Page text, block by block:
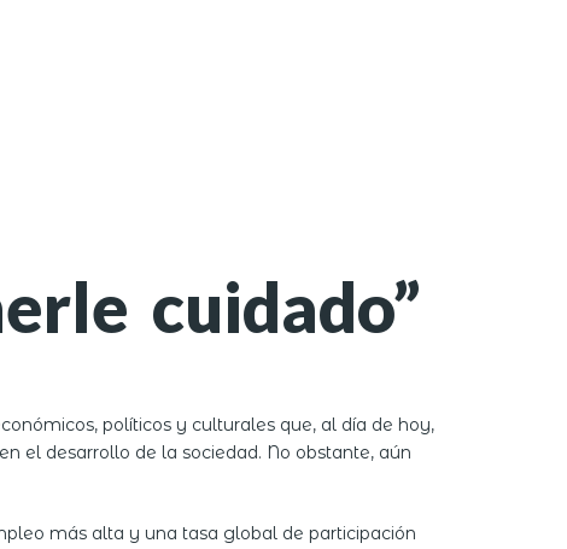
cuidado”
políticos y culturales que, al día de hoy,
el desarrollo de la sociedad. No obstante, aún
más alta y una tasa global de participación